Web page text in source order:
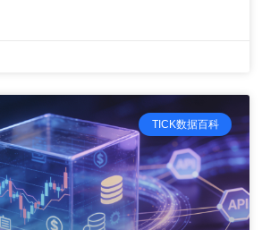
TICK数据百科